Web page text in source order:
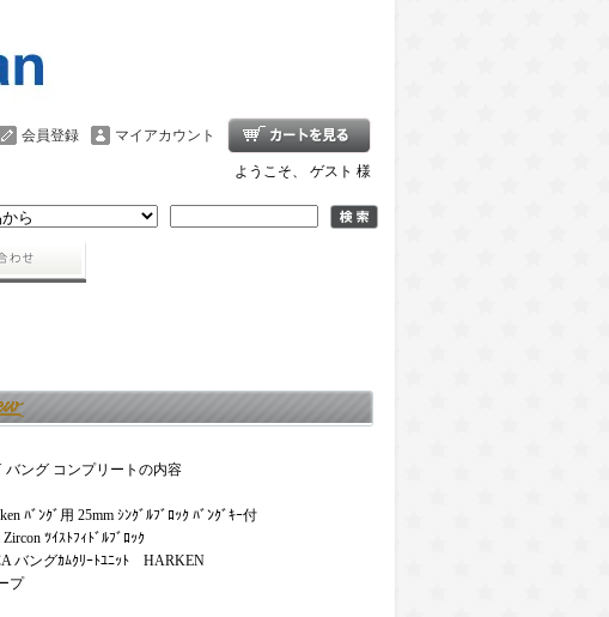
マイアカウント
会員登録
ようこそ、 ゲスト 様
バング コンプリートの内容
ﾊﾞﾝｸﾞ用 25mm ｼﾝｸﾞﾙﾌﾞﾛｯｸ ﾊﾞﾝｸﾞｷｰ付
ﾂｲｽﾄﾌｨﾄﾞﾙﾌﾞﾛｯｸ
バングｶﾑｸﾘｰﾄﾕﾆｯﾄ HARKEN
プ